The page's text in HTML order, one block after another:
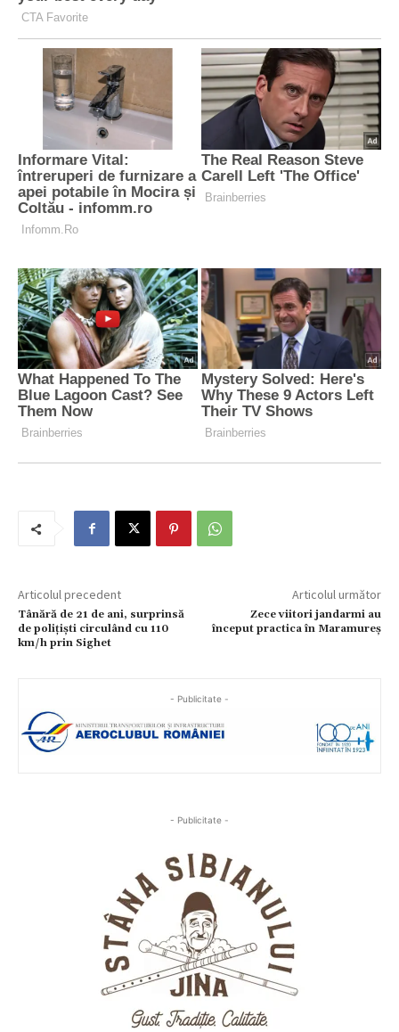
Articolul precedent
Tânără de 21 de ani, surprinsă
de polițiști circulând cu 110
km/h prin Sighet
Articolul următor
Zece viitori jandarmi au
început practica în Maramureș
- Publicitate -
- Publicitate -